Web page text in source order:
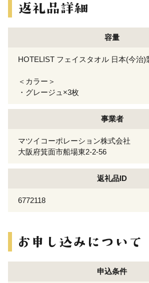
容量
HOTELIST フェイスタオル 日本(今治)
＜カラー＞
・グレージュ×3枚
事業者
マツイコーポレーション株式会社
大阪府箕面市船場東2-2-56
返礼品ID
6772118
申込条件